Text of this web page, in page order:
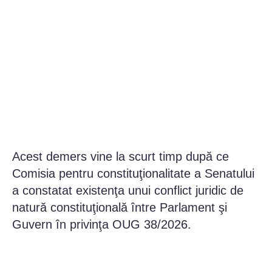
Acest demers vine la scurt timp după ce
Comisia pentru constituţionalitate a Senatului
a constatat existenţa unui conflict juridic de
natură constituţională între Parlament şi
Guvern în privinţa OUG 38/2026.